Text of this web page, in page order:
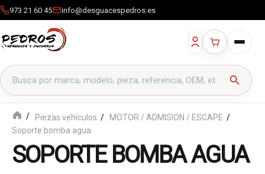
973 21 60 45 info@desguacespedros.es
Buscar productos
search
Piezas vehículos
MOTOR / ADMISION / ESCAPE
Soporte bomba agua
SOPORTE BOMBA AGUA